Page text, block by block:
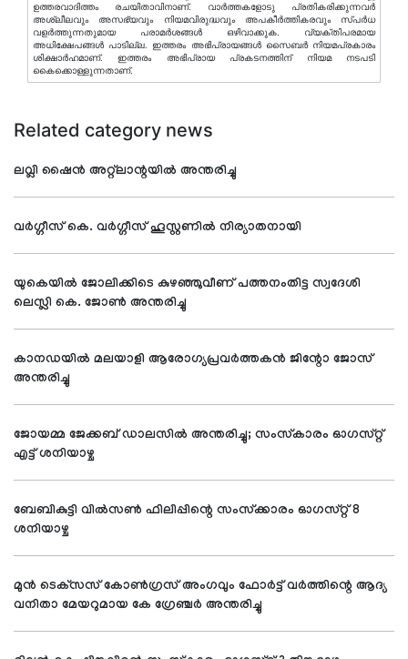
ഉത്തരവാദിത്തം രചയിതാവിനാണ്. വാര്‍ത്തകളോടു പ്രതികരിക്കുന്നവര്‍
അശ്ലീലവും അസഭ്യവും നിയമവിരുദ്ധവും അപകീര്‍ത്തികരവും സ്പര്‍ധ
വളര്‍ത്തുന്നതുമായ പരാമര്‍ശങ്ങള്‍ ഒഴിവാക്കുക. വ്യക്തിപരമായ
അധിക്ഷേപങ്ങള്‍ പാടില്ല. ഇത്തരം അഭിപ്രായങ്ങള്‍ സൈബര്‍ നിയമപ്രകാരം
ശിക്ഷാര്‍ഹമാണ്. ഇത്തരം അഭിപ്രായ പ്രകടനത്തിന് നിയമ നടപടി
കൈക്കൊള്ളുന്നതാണ്.
Related category news
ലവ്ലി ഷൈന്‍ അറ്റ്ലാന്റയില്‍ അന്തരിച്ചു
വര്‍ഗ്ഗീസ് കെ. വര്‍ഗ്ഗീസ് ഹൂസ്റ്റണില്‍ നിര്യാതനായി
യുകെയില്‍ ജോലിക്കിടെ കുഴഞ്ഞുവീണ് പത്തനംതിട്ട സ്വദേശി
ലെസ്ലി കെ. ജോണ്‍ അന്തരിച്ചു
കാനഡയില്‍ മലയാളി ആരോഗ്യപ്രവര്‍ത്തകന്‍ ജിന്റോ ജോസ്
അന്തരിച്ചു
ജോയമ്മ ജേക്കബ് ഡാലസില്‍ അന്തരിച്ചു; സംസ്‌കാരം ഓഗസ്റ്റ്
എട്ട് ശനിയാഴ്ച
ബേബികുട്ടി വില്‍സണ്‍ ഫിലിപ്പിന്റെ സംസ്‌ക്കാരം ഓഗസ്റ്റ് 8
ശനിയാഴ്ച
മുന്‍ ടെക്‌സസ് കോണ്‍ഗ്രസ് അംഗവും ഫോര്‍ട്ട് വര്‍ത്തിന്റെ ആദ്യ
വനിതാ മേയറുമായ കേ ഗ്രേഞ്ചര്‍ അന്തരിച്ചു